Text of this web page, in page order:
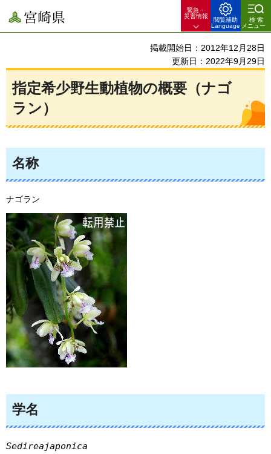
宮崎県
緊急・
災害情報
閲覧補助
Language
検索
メニュー
掲載開始日：2012年12月28日
更新日：2022年9月29日
指定希少野生動植物の概要（ナゴ
ラン）
名称
ナゴラン
学名
Sedireajaponica